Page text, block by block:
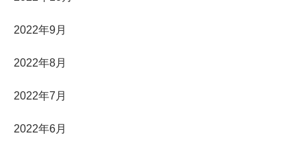
2022年9月
2022年8月
2022年7月
2022年6月